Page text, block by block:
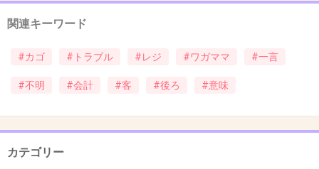
47. 匿名2026/06/03(水) 14:57:26
関連キーワード
#カゴ #トラブル #レジ #ワガママ #一言
#不明 #会計 #客 #後ろ #意味
カテゴリー